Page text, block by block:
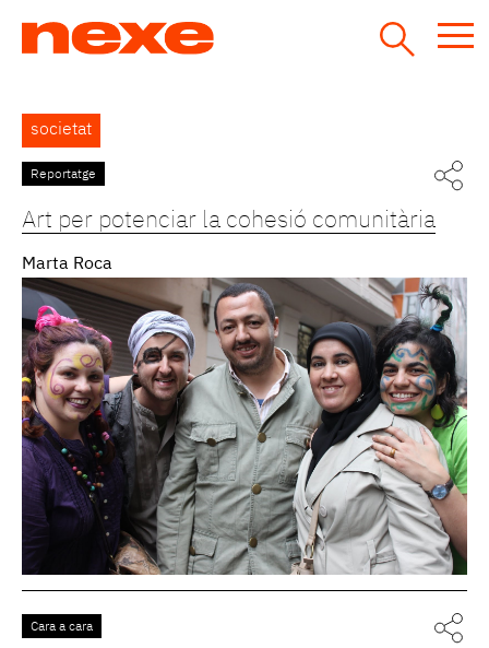
Back
to
top
societat
Reportatge
Art per potenciar la cohesió comunitària
Marta Roca
Cara a cara
Pàgines